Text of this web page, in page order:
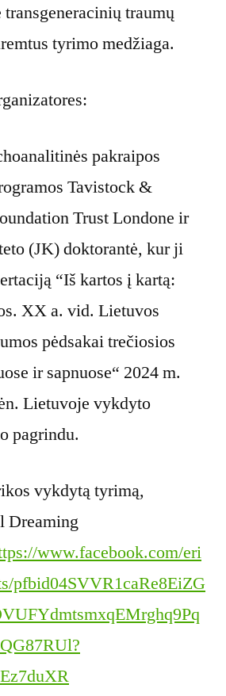
traumų
tyrimo medžiaga.
pakraipos
Tavistock &
Trust Londone ir
(JK) doktorantė, kur ji
“Iš kartos į kartą:
XX a. vid. Lietuvos
pėdsakai trečiosios
ir sapnuose“ 2024 m.
Lietuvoje vykdyto
pagrindu.
vykdytą tyrimą,
Dreaming
www.facebook.com/eri
pfbid04SVVR1caRe8EiZG